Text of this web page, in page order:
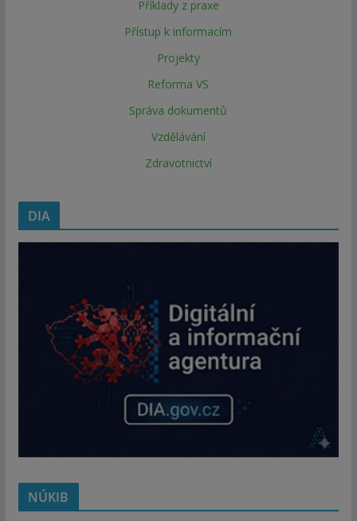
Příklady z praxe
Přístup k informacím
Projekty
Reforma VS
Správa dokumentů
Vzdělávání
Zdravotnictví
DIA
NÚKIB